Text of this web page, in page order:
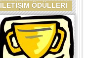
İLETİŞİM ÖDÜLLERİ